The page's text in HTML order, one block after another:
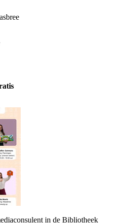
in de Bibliotheek